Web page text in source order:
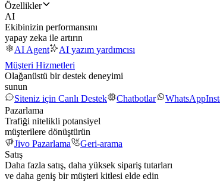
Özellikler
AI
Ekibinizin performansını
yapay zeka ile artırın
AI Agent
AI yazım yardımcısı
Müşteri Hizmetleri
Olağanüstü bir destek deneyimi
sunun
Siteniz için Canlı Destek
Chatbotlar WhatsApp
Pazarlama
Trafiği nitelikli potansiyel
müşterilere dönüştürün
Jivo Pazarlama
Geri-arama
Satış
Daha fazla satış, daha yüksek sipariş tutarları
ve daha geniş bir müşteri kitlesi elde edin